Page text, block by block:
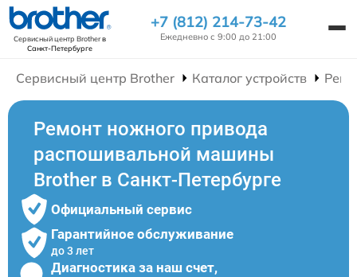
Сервисный центр Brotherв
Санкт-Петербурге
+7 (812) 214-73-42
Ежедневно с 9:00 до 21:00
Сервисный центр Brother Каталог устройств
Ремонт ножного привода
распошивальной машины
Brother в Санкт-Петербурге
Официальный сервис
Гарантийное обслуживание
до 3 лет
Диагностика за наш счет,